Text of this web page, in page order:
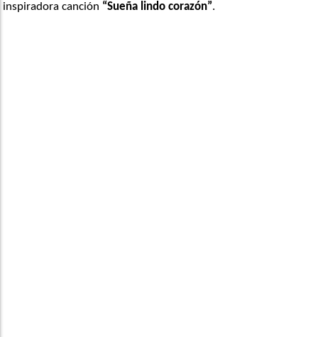
inspiradora canción “Sueña lindo corazón”.